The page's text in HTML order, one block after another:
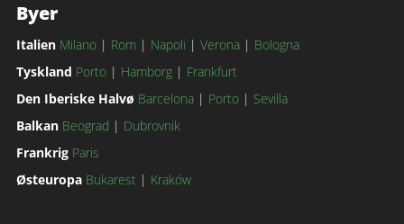
Byer
Italien Milano| Rom| Napoli | Verona| Bologna
Tyskland Porto| Hamborg| Frankfurt
Den Iberiske Halvø Barcelona| Porto| Sevilla
Balkan Beograd | Dubrovnik
Frankrig Paris
Østeuropa Bukarest| Kraków